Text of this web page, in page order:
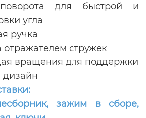
для быстрой и
угла
ручка
стружек
вращения для поддержки
дизайн
зажим в сборе,